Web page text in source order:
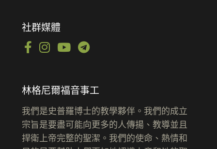
社群媒體
林格尼爾福音事工
我們是史普羅博士的教學夥伴。我們的成立
宗旨是要盡可能向更多的人傳揚、教導並且
捍衛上帝完整的聖潔。我們的使命、熱情和